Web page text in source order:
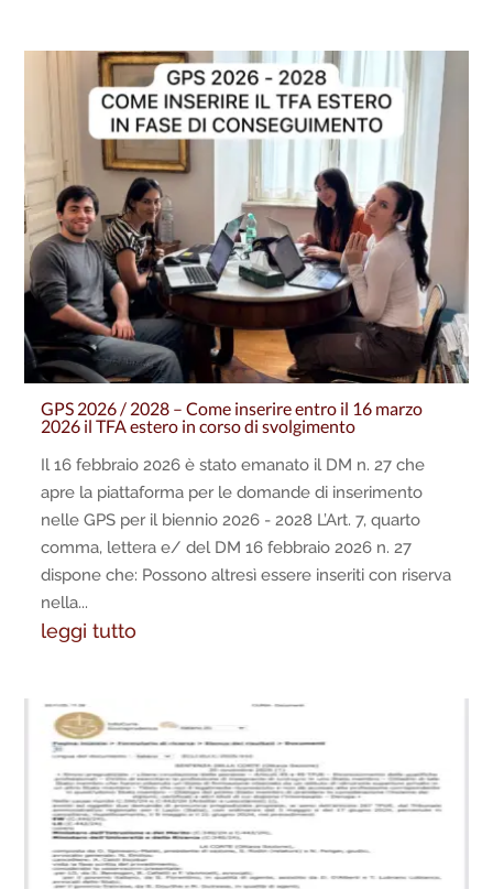
GPS 2026 / 2028 – Come inserire entro il 16 marzo
2026 il TFA estero in corso di svolgimento
Il 16 febbraio 2026 è stato emanato il DM n. 27 che
apre la piattaforma per le domande di inserimento
nelle GPS per il biennio 2026 - 2028 L’Art. 7, quarto
comma, lettera e/ del DM 16 febbraio 2026 n. 27
dispone che: Possono altresì essere inseriti con riserva
nella...
leggi tutto